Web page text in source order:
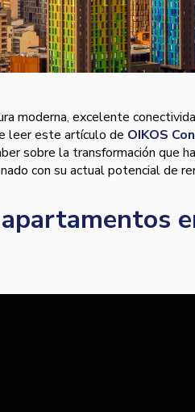
moderna, excelente
leer este artículo de OIKOS
sobre la transformación que
con su actual potencial de